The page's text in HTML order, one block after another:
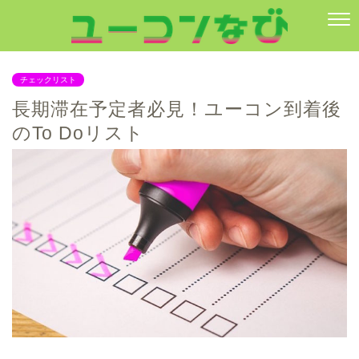
チェックリスト
長期滞在予定者必見！ユーコン到着後
のTo Doリスト